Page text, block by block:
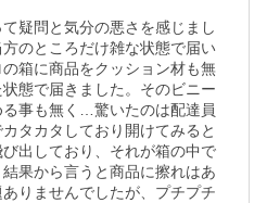
疑問と気分の悪さを感じまし
のところだけ雑な状態で届い
箱に商品をクッション材も無
態で届きました。そのビニー
事も無く…驚いたのは配達員
タカタしており開けてみると
出しており、それが箱の中で
果から言うと商品に擦れはあ
りませんでしたが、プチプチ